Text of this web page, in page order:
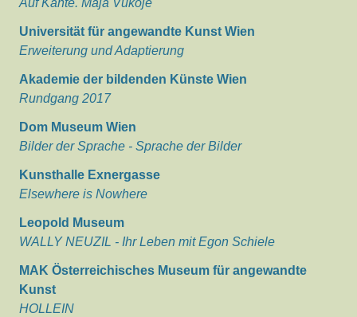
Auf Kante. Maja Vukoje
Universität für angewandte Kunst Wien
Erweiterung und Adaptierung
Akademie der bildenden Künste Wien
Rundgang 2017
Dom Museum Wien
Bilder der Sprache - Sprache der Bilder
Kunsthalle Exnergasse
Elsewhere is Nowhere
Leopold Museum
WALLY NEUZIL - Ihr Leben mit Egon Schiele
MAK Österreichisches Museum für angewandte
Kunst
HOLLEIN